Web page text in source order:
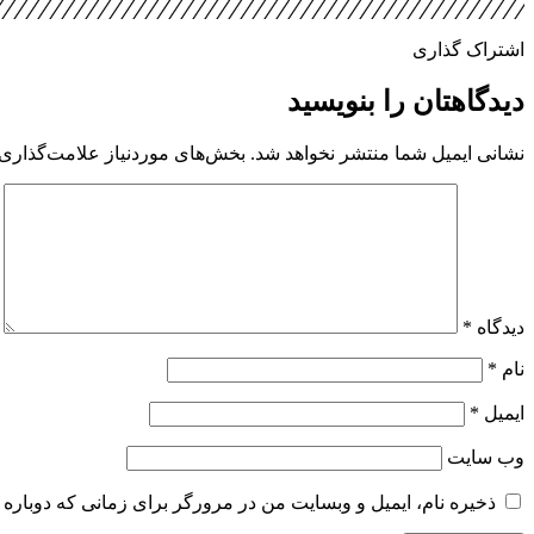
اشتراک گذاری
دیدگاهتان را بنویسید
نشانی ایمیل شما منتشر نخواهد شد. بخش‌های موردنیاز
دیدگاه *
نام *
ایمیل *
وب‌ سایت
ذخیره نام، ایمیل و وبسایت من در مرورگر برای زمانی که